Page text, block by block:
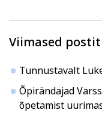
Kultuur ja
Viimased
Tunnustavalt
Õpirändajad
õpetamist